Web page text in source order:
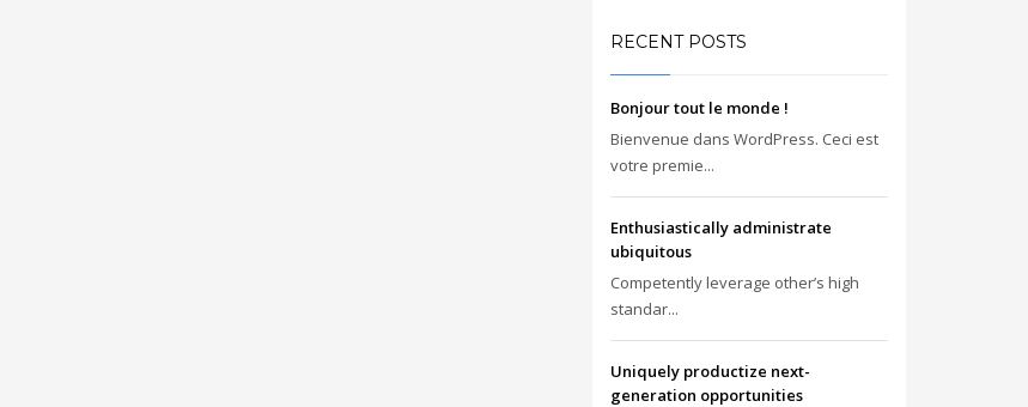
RECENT POSTS
Bonjour tout le monde !
Bienvenue dans WordPress. Ceci est
votre premie...
Enthusiastically administrate
ubiquitous
Competently leverage other’s high
standar...
Uniquely productize next-
generation opportunities